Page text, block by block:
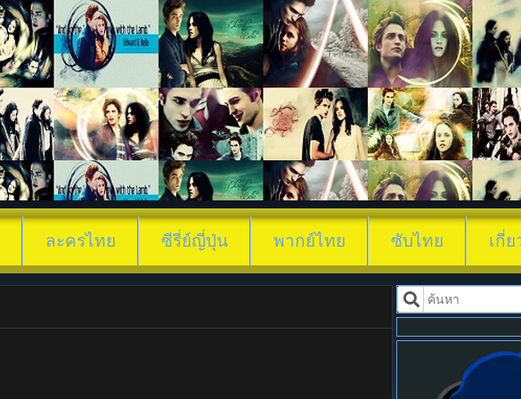
ดูซีรี่ย์ ซีรี่ย์กา
ละครไทย ซีรี่ย์ญี่ปุ่น พากย์ไทย ซับไทย เกี่ย